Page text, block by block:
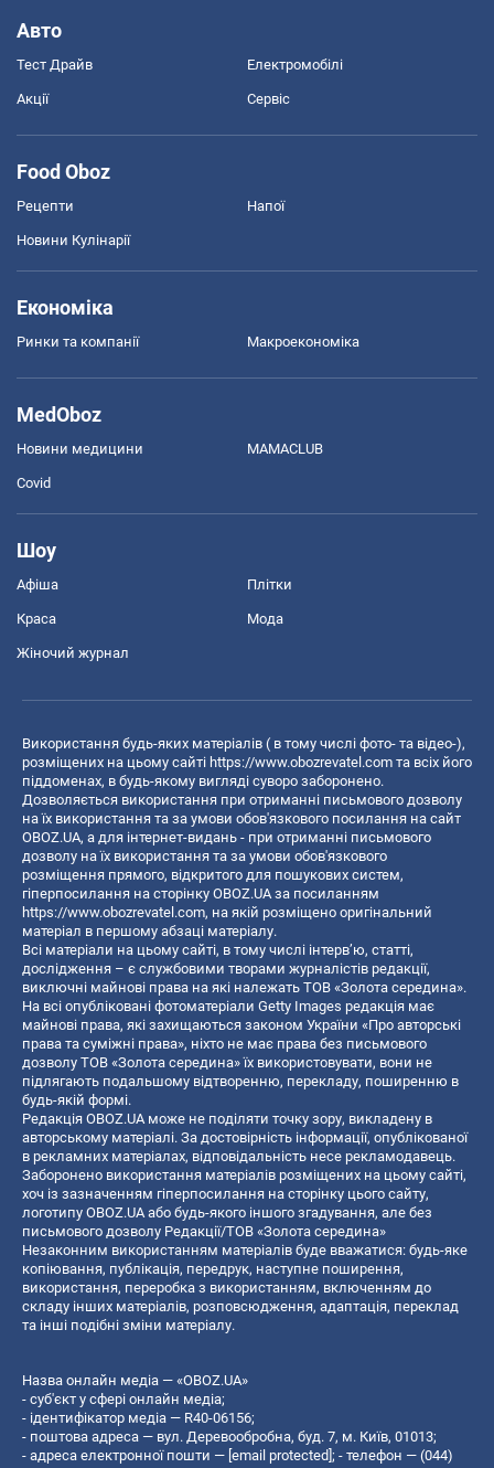
Авто
Тест Драйв Електромобілі
Акції Сервіс
Food Oboz
Рецепти Напої
Новини Кулінарії
Економіка
Ринки та компанії Макроекономіка
MedOboz
Новини медицини MAMACLUB
Covid
Шоу
Афіша Плітки
Краса Мода
Жіночий журнал
Використання будь-яких матеріалів ( в тому числі фото- та відео-),
розміщених на цьому сайті https://www.obozrevatel.com та всіх його
піддоменах, в будь-якому вигляді суворо заборонено.
Дозволяється використання при отриманні письмового дозволу
на їх використання та за умови обов'язкового посилання на сайт
OBOZ.UA, а для інтернет-видань - при отриманні письмового
дозволу на їх використання та за умови обов'язкового
розміщення прямого, відкритого для пошукових систем,
гіперпосилання на сторінку OBOZ.UA за посиланням
https://www.obozrevatel.com, на якій розміщено оригінальний
матеріал в першому абзаці матеріалу.
Всі матеріали на цьому сайті, в тому числі інтерв’ю, статті,
дослідження – є службовими творами журналістів редакції,
виключні майнові права на які належать ТОВ «Золота середина».
На всі опубліковані фотоматеріали Getty Images редакція має
майнові права, які захищаються законом України «Про авторські
права та суміжні права», ніхто не має права без письмового
дозволу ТОВ «Золота середина» їх використовувати, вони не
підлягають подальшому відтворенню, перекладу, поширенню в
будь-якій формі.
Редакція OBOZ.UA може не поділяти точку зору, викладену в
авторському матеріалі. За достовірність інформації, опублікованої
в рекламних матеріалах, відповідальність несе рекламодавець.
Заборонено використання матеріалів розміщених на цьому сайті,
хоч із зазначенням гіперпосилання на сторінку цього сайту,
логотипу OBOZ.UA або будь-якого іншого згадування, але без
письмового дозволу Редакції/ТОВ «Золота середина»
Незаконним використанням матеріалів буде вважатися: будь-яке
копiювання, публiкацiя, передрук, наступне поширення,
використання, переробка з використанням, включенням до
складу інших матеріалів, розповсюдження, адаптація, переклад
та інші подібні зміни матеріалу.
Назва онлайн медіа — «OBOZ.UA»
- суб'єкт у сфері онлайн медіа;
- ідентифікатор медіа — R40-06156;
- поштова адреса — вул. Деревообробна, буд. 7, м. Київ, 01013;
- адреса електронної пошти — [email protected]; - телефон — (044)